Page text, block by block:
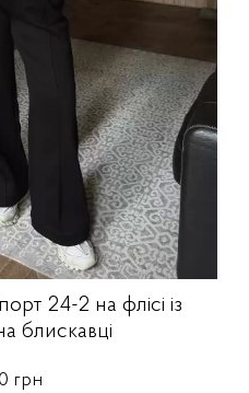
24-2 на флісі із
блискавці
грн